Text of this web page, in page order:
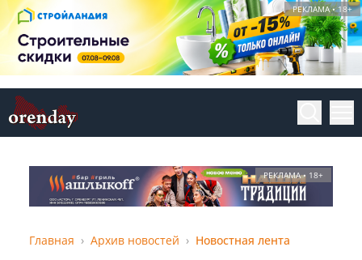
РЕКЛАМА • 18+
РЕКЛАМА • 18+
Главная Архив новостей Новостная лента